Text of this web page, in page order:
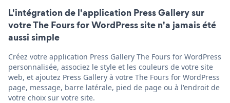
L'intégration de l'application Press Gallery sur
votre The Fours for WordPress site n'a jamais été
aussi simple
Créez votre application Press Gallery The Fours for WordPress
personnalisée, associez le style et les couleurs de votre site
web, et ajoutez Press Gallery à votre The Fours for WordPress
page, message, barre latérale, pied de page ou à l'endroit de
votre choix sur votre site.